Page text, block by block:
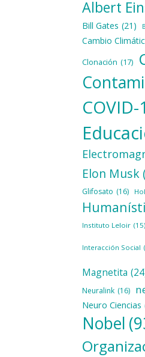
Albert
Bill Gates (21)
Cambio
Clonación (17)
COVID-
Elon Musk
Glifosato (16)
Instituto Leloir (15)
Interacción Social
Magnetita
Neuralink (16)
Neuro Ciencias
Nobel